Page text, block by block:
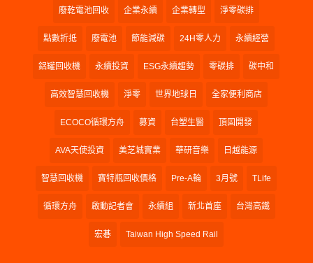
廢乾電池回收 企業永續 企業轉型 淨零碳排
點數折抵 廢電池 節能減碳 24H零人力 永續經營
鋁罐回收機 永續投資 ESG永續趨勢 零碳排 碳中和
高效智慧回收機 淨零 世界地球日 全家便利商店
ECOCO循環方舟 募資 台塑生醫 頂固開發
AVA天使投資 美芝城實業 華研音樂 日越能源
智慧回收機 寶特瓶回收價格 Pre-A輪 3月號 TLife
循環方舟 啟動記者會 永續組 新北首座 台灣高鐵
宏碁 Taiwan High Speed Rail